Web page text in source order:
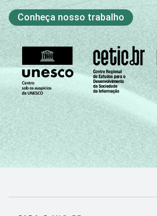
Conheça nosso trabalho